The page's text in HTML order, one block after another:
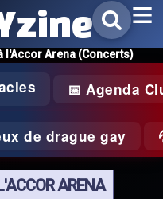
l'Accor Arena (Concerts)
📅 Agenda
de drague gay
ARENA